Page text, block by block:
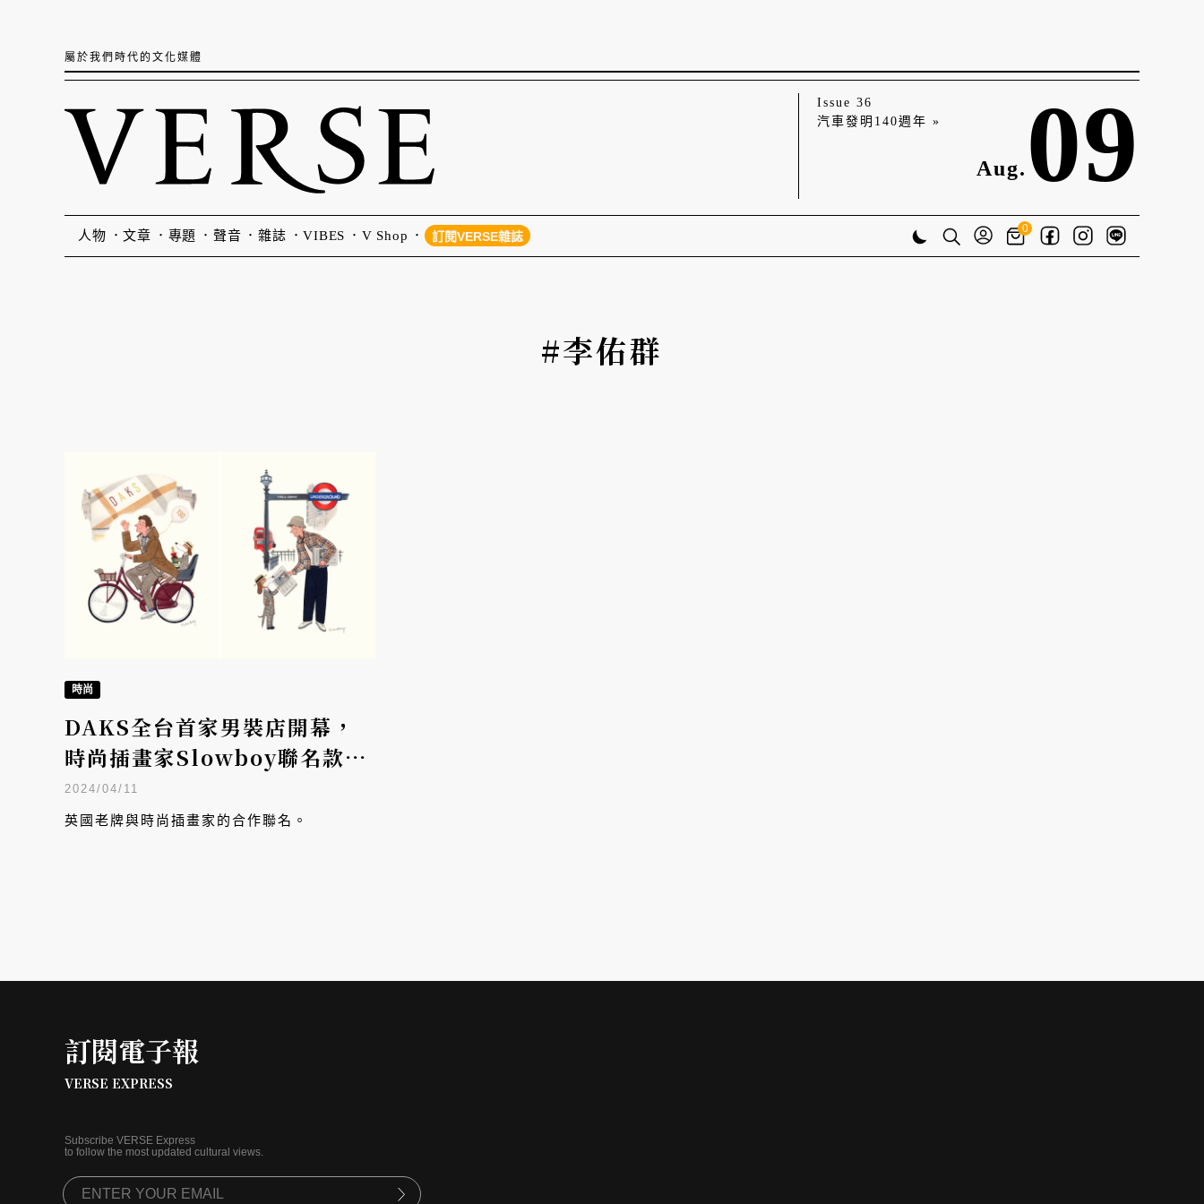
屬於我們時代的文化媒體
Issue 36
汽車發明140週年 »
Aug. 09
人物 文章 專題 聲音 雜誌 VIBES V Shop 訂閱VERSE雜誌
0
#李佑群
時尚
DAKS全台首家男裝店開幕，
時尚插畫家Slowboy聯名款限
定上市
2024/04/11
英國老牌與時尚插畫家的合作聯名。
訂閱電子報
VERSE EXPRESS
Subscribe VERSE Express
to follow the most updated cultural views.